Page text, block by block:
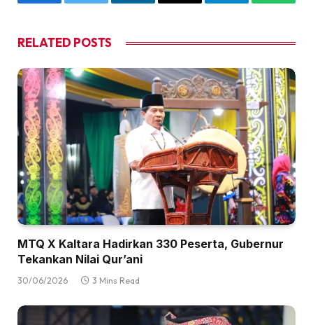
RELATED POSTS
MTQ X Kaltara Hadirkan 330 Peserta, Gubernur
Tekankan Nilai Qur’ani
30/06/2026 3 Mins Read